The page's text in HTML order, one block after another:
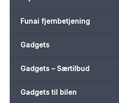
Funai fjernbetjening
Gadgets
Gadgets – Særtilbud
Gadgets til bilen